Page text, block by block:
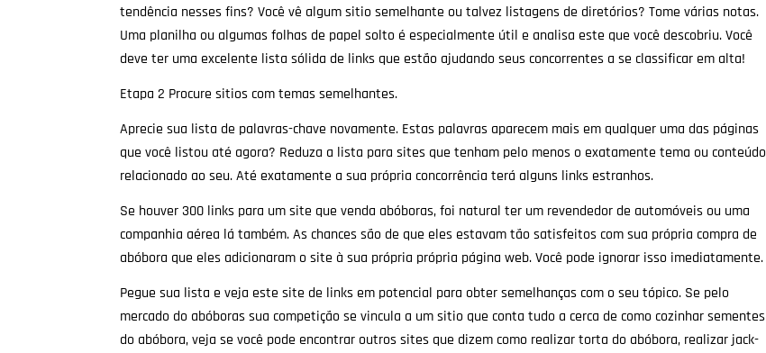
tendência nesses fins? Você vê algum sitio semelhante ou talvez listagens de diretórios? Tome várias notas.
Uma planilha ou algumas folhas de papel solto é especialmente útil e analisa este que você descobriu. Você
deve ter uma excelente lista sólida de links que estão ajudando seus concorrentes a se classificar em alta!
Etapa 2 Procure sitios com temas semelhantes.
Aprecie sua lista de palavras-chave novamente. Estas palavras aparecem mais em qualquer uma das páginas
que você listou até agora? Reduza a lista para sites que tenham pelo menos o exatamente tema ou conteúdo
relacionado ao seu. Até exatamente a sua própria concorrência terá alguns links estranhos.
Se houver 300 links para um site que venda abóboras, foi natural ter um revendedor de automóveis ou uma
companhia aérea lá também. As chances são de que eles estavam tão satisfeitos com sua própria compra de
abóbora que eles adicionaram o site à sua própria própria página web. Você pode ignorar isso imediatamente.
Pegue sua lista e veja este site de links em potencial para obter semelhanças com o seu tópico. Se pelo
mercado do abóboras sua competição se vincula a um sitio que conta tudo a cerca de como cozinhar sementes
do abóbora, veja se você pode encontrar outros sites que dizem como realizar torta do abóbora, realizar jack-